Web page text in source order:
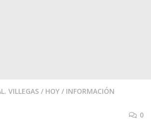
VILLEGAS / HOY / INFORMACIÓN
0